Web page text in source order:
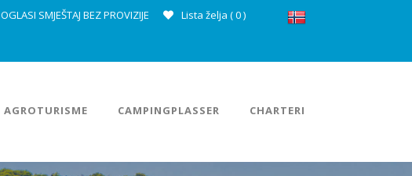
OGLASI SMJEŠTAJ BEZ PROVIZIJE Lista želja (0)
AGROTURISME CAMPINGPLASSER CHARTERI